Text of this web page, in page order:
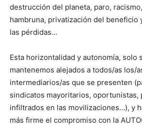
destrucción del planeta, paro,
hambruna, privatización del beneficio
las pérdidas…
Esta horizontalidad y autonomía, solo
mantenemos alejados a todos/as los/
intermediarios/as que se presenten
sindicatos mayoritarios, oportunistas,
infiltrados en las movilizaciones…), y
más firme el compromiso con la